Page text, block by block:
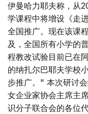
伊曼哈力耶夫称，从
学课程中将增设《走
全国推广。现在该课
及，全国所有小学的
程教改试验目前已在
的纳扎尔巴耶夫学校
步推广。" 本次研讨
女企业家协会主席主
识分子联合会的各位